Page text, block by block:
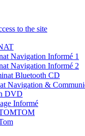
to the site
Navigation Informé 1
Navigation Informé 2
Bluetooth CD
Navigation &
DVD
Informé